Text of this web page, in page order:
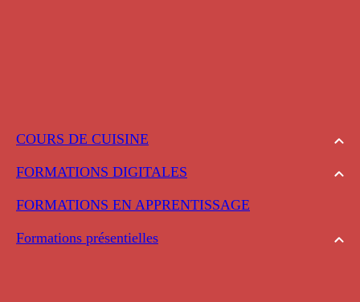
COURS DE CUISINE
FORMATIONS DIGITALES
FORMATIONS EN APPRENTISSAGE
Formations présentielles